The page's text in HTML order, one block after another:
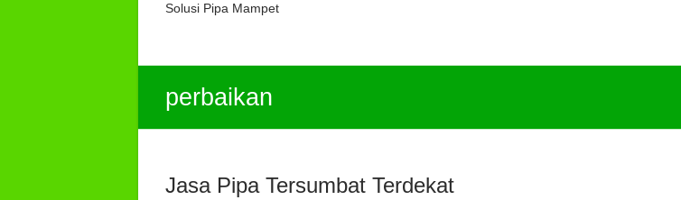
Teknik
Solusi Pipa Mampet
perbaikan
Jasa Pipa Tersumbat Terdekat